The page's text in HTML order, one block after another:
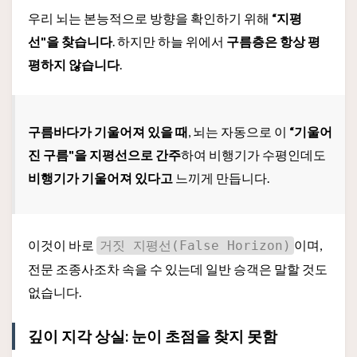
우리 뇌는 본능적으로 방향을 확인하기 위해 “지평
선"을 찾습니다. 하지만 하늘 위에서 구름층은 항상 평
평하지 않습니다.
구름바다가 기울어져 있을 때 , 뇌는 자동으로 이 “기울어
진 구름"을 지평선으로 간주하여 비행기가 수평인데도
비행기가 기울어져 있다고 느끼게 만듭니다.
이것이 바로 거짓 지평선(False Horizon) 이며,
전문 조종사조차 속을 수 있는데 일반 승객은 말할 것도
없습니다.
깊이 지각 상실: 눈이 초점을 찾지 못함